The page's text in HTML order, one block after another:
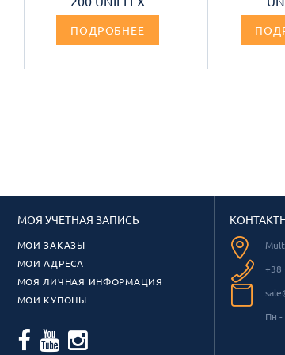
ПОДРОБНЕЕ
МОЯ УЧЕТНАЯ ЗАПИСЬ
МОИ ЗАКАЗЫ
МОИ АДРЕСА
МОЯ ЛИЧНАЯ ИНФОРМАЦИЯ
МОИ КУПОНЫ
+38
Пн -